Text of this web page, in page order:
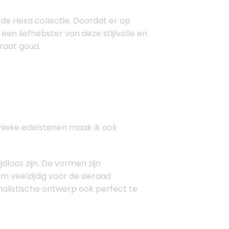
Hexa collectie. Doordat er op
liefhebster van deze stijlvolle en
goud.
edelstenen maak ik ook
zijn. De vormen zijn
veelzijdig voor de sieraad
ontwerp ook perfect te